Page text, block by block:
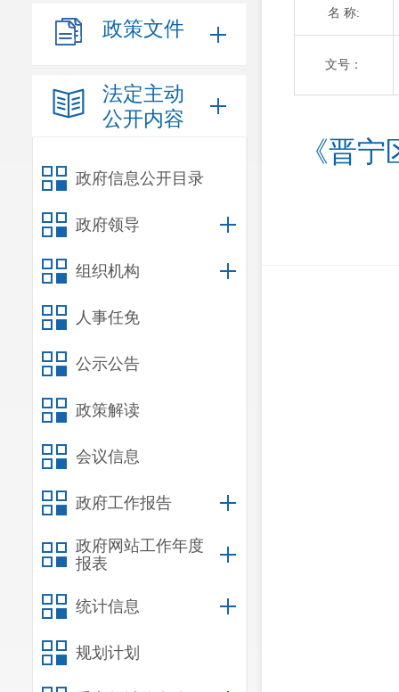
政策文件
法定主动
公开内容
政府信息公开目录
政府领导
组织机构
人事任免
公示公告
政策解读
会议信息
政府工作报告
政府网站工作年度
报表
统计信息
规划计划
名 称:
文号：
《晋